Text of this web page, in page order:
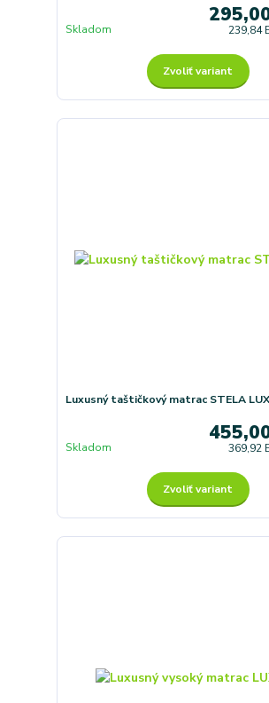
239,84
Skladom
Zvoliť variant
Luxusný taštičkový matrac STELA LUX
369,92
Skladom
Zvoliť variant